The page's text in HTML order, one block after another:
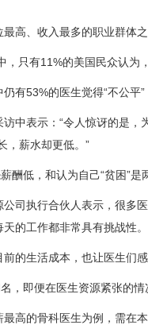
、收入最多的职业群体之
只有11%的美国民众认为，
53%的医生觉得“不公平”
表示：“令人惊讶的是，
，薪水却更低。”
低，和认为自己“贫困”是
执行合伙人表示，很多医
的工作都非常具有挑战性。
生活成本，也让医生们感
即便在医生资源紧张的情
的骨科医生为例，需在本